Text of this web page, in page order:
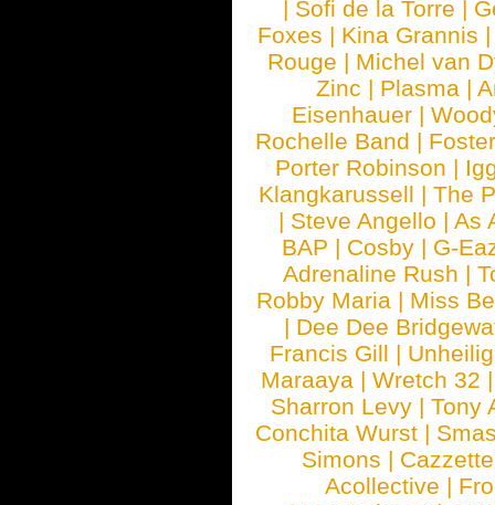
| Sofi de la Torre |
Foxes | Kina Grannis
Rouge | Michel van
Zinc | Plasma |
Eisenhauer |
Rochelle Band |
Porter Robinson |
Klangkarussell |The
| Steve Angello |As
BAP | Cosby | G-
Adrenaline Rush |
Robby Maria | Miss
| Dee Dee
Francis Gill | Unheilig
Maraaya | Wretch 32
Sharron Levy |Tony
Conchita Wurst |
Simons | Cazzette
Acollective |